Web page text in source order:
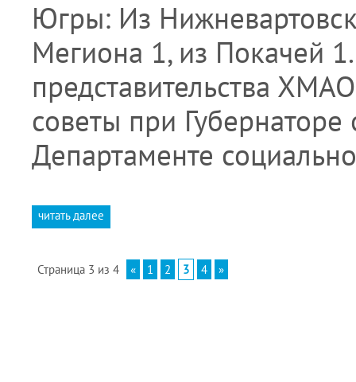
Югры: Из
Мегиона 1, из Покачей
представительства
советы при
Департаменте
читать далее
Страница 3 из 4 « 1 2 3 4 »